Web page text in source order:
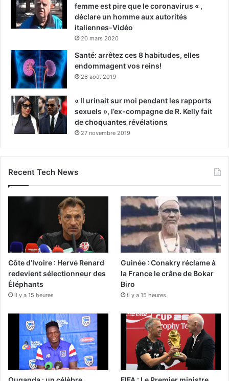
femme est pire que le coronavirus « ,
déclare un homme aux autorités
italiennes-Vidéo
20 mars 2020
Santé: arrêtez ces 8 habitudes, elles
endommagent vos reins!
26 août 2019
« Il urinait sur moi pendant les rapports
sexuels », l’ex-compagne de R. Kelly fait
de choquantes révélations
27 novembre 2019
Recent Tech News
Côte d’Ivoire : Hervé Renard
redevient sélectionneur des
Éléphants
il y a 15 heures
Guinée : Conakry réclame à
la France le crâne de Bokar
Biro
il y a 15 heures